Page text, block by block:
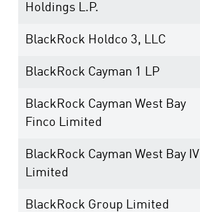
Holdings L.P.
BlackRock Holdco 3, LLC
BlackRock Cayman 1 LP
BlackRock Cayman West Bay
Finco Limited
BlackRock Cayman West Bay IV
Limited
BlackRock Group Limited